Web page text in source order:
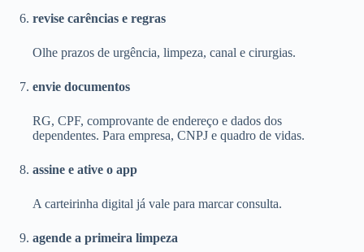
revise carências e regras
Olhe prazos de urgência, limpeza, canal e cirurgias.
envie documentos
RG, CPF, comprovante de endereço e dados dos
dependentes. Para empresa, CNPJ e quadro de vidas.
assine e ative o app
A carteirinha digital já vale para marcar consulta.
agende a primeira limpeza